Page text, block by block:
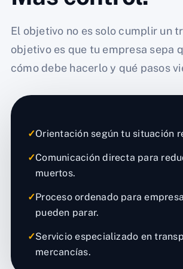
El objetivo no es solo cumplir un
objetivo es que tu empresa sepa
cómo debe hacerlo y qué pasos
✓Orientación según tu situación
✓Comunicación directa para
muertos.
✓Proceso ordenado para
pueden parar.
✓Servicio especializado en
mercancías.